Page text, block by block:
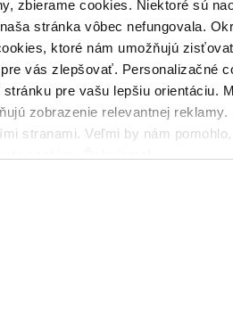
zbierame cookies. Niektoré sú
stránka vôbec nefungovala.
ktoré nám umožňujú
vás zlepšovať. Personalizačné
pre vašu lepšiu orientáciu.
zobrazenie relevantnej reklamy.
stranami. Veľmi by nám
nemáme na sklade, ale zvyčajne
rýchlejšie!